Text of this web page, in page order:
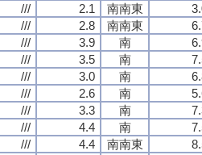
/// 2.1 南南東
/// 2.8 南南東
/// 3.9 南
/// 3.5 南
/// 3.0 南
/// 2.6 南
/// 3.3 南
/// 4.4 南
/// 4.4 南南東